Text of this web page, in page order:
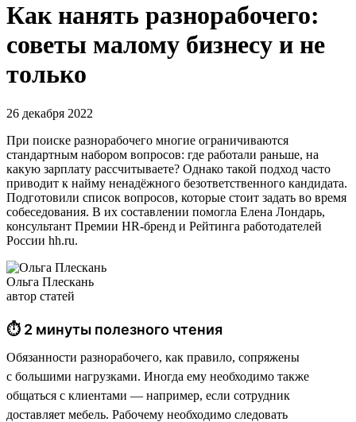
Как нанять разнорабочего:
советы малому бизнесу и не
только
26 декабря 2022
При поиске разнорабочего многие ограничиваются
стандартным набором вопросов: где работали раньше, на
какую зарплату рассчитываете? Однако такой подход часто
приводит к найму ненадёжного безответственного кандидата.
Подготовили список вопросов, которые стоит задать во время
собеседования. В их составлении помогла Елена Лондарь,
консультант Премии HR-бренд и Рейтинга работодателей
России hh.ru.
Ольга Плескань
автор статей
⏱ 2 минуты полезного чтения
Обязанности разнорабочего, как правило, сопряжены
с большими нагрузками. Иногда ему необходимо также
общаться с клиентами — например, если сотрудник
доставляет мебель. Рабочему необходимо следовать